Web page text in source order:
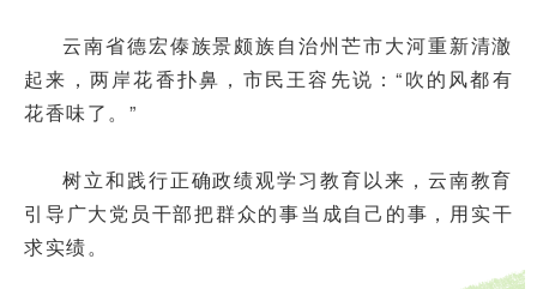
云南省德宏傣族景颇族自治州芒市大河重新清澈
起来，两岸花香扑鼻，市民王容先说：“吹的风都有
花香味了。”
树立和践行正确政绩观学习教育以来，云南教育
引导广大党员干部把群众的事当成自己的事，用实干
求实绩。